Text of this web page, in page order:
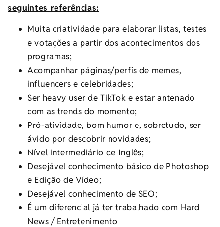
seguintes referências:
Muita criatividade para elaborar listas, testes
e votações a partir dos acontecimentos dos
programas;
Acompanhar páginas/perfis de memes,
influencers e celebridades;
Ser heavy user de TikTok e estar antenado
com as trends do momento;
Pró-atividade, bom humor e, sobretudo, ser
ávido por descobrir novidades;
Nível intermediário de Inglês;
Desejável conhecimento básico de Photoshop
e Edição de Vídeo;
Desejável conhecimento de SEO;
É um diferencial já ter trabalhado com Hard
News / Entretenimento